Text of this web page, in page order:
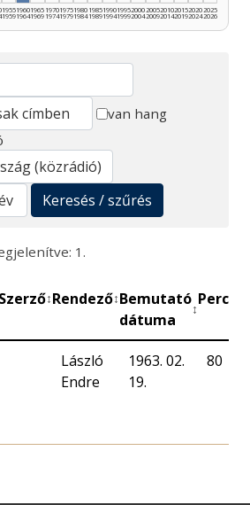
1955
1959
1960
1964
1965
1969
1970
1974
1975
1979
1980
1984
1985
1989
1990
1994
1995
1999
2000
2004
2005
2009
2010
2014
2015
2019
2020
2024
2025
2026
van hang
Keresés / szűrés
1.
Szerző↕Rendező↕Bemutató
dátuma
↕
Perc
László
Endre
1963. 02.
19.
80